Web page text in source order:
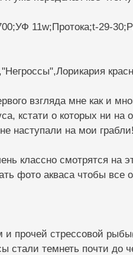
11w;Протока;t-29-
взгляда мне как и
кстати о которых ни
наступали на мои
классно смотрятся
фото акваса чтобы все
и прочей стрессовой
стали темнеть почти до